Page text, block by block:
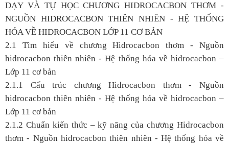
DẠY VÀ TỰ HỌC CHƯƠNG HIDROCACBON THƠM -
NGUỒN HIDROCACBON THIÊN NHIÊN - HỆ THỐNG
HÓA VỀ HIDROCACBON LỚP 11 CƠ BẢN
2.1 Tìm hiểu về chương Hidrocacbon thơm - Nguồn
hidrocacbon thiên nhiên - Hệ thống hóa về hidrocacbon –
Lớp 11 cơ bản
2.1.1 Cấu trúc chương Hidrocacbon thơm - Nguồn
hidrocacbon thiên nhiên - Hệ thống hóa về hidrocacbon –
Lớp 11 cơ bản
2.1.2 Chuẩn kiến thức – kỹ năng của chương Hidrocacbon
thơm - Nguồn hidrocacbon thiên nhiên - Hệ thống hóa về